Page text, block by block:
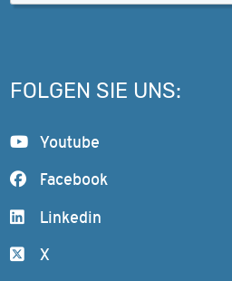
FOLGEN SIE UNS:
Youtube
Facebook
Linkedin
X